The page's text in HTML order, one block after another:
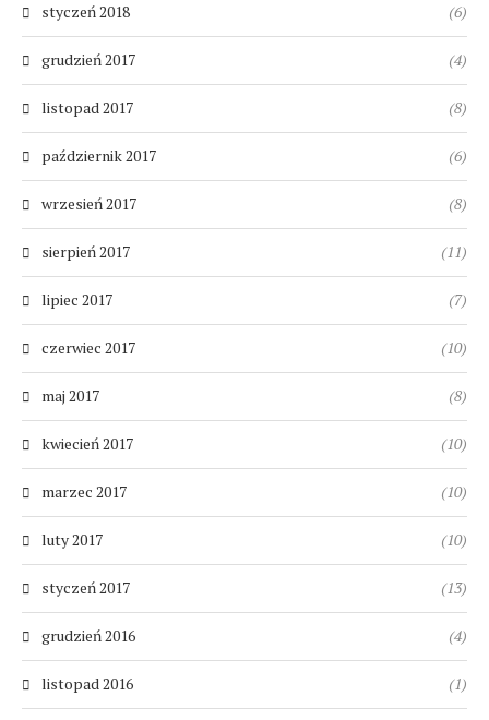
styczeń 2018 (6)
grudzień 2017 (4)
listopad 2017 (8)
październik 2017 (6)
wrzesień 2017 (8)
sierpień 2017 (11)
lipiec 2017 (7)
czerwiec 2017 (10)
maj 2017 (8)
kwiecień 2017 (10)
marzec 2017 (10)
luty 2017 (10)
styczeń 2017 (13)
grudzień 2016 (4)
listopad 2016 (1)